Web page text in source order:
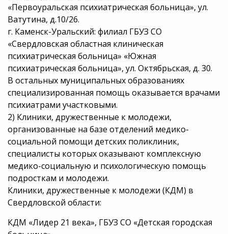
«Первоуральская психиатрическая больница», ул.
Ватутина, д.10/26.
г. Каменск-Уральский: филиал ГБУЗ СО
«Свердловская областная клиническая
психиатрическая больница» «Южная
психиатрическая больница», ул. Октябрьская, д. 30.
В остальных муниципальных образованиях
специализированная помощь оказывается врачами
психиатрами участковыми.
2) Клиники, дружественные к молодежи,
организованные на базе отделений медико-
социальной помощи детских поликлиник,
специалисты которых оказывают комплексную
медико-социальную и психологическую помощь
подросткам и молодежи.
Клиники, дружественные к молодежи (КДМ) в
Свердловской области:
КДМ «Лидер 21 века», ГБУЗ СО «Детская городская